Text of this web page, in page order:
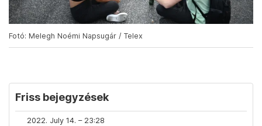
Fotó: Melegh Noémi Napsugár / Telex
Friss bejegyzések
2022. July 14. – 23:28